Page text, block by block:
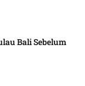
Bali Sebelum